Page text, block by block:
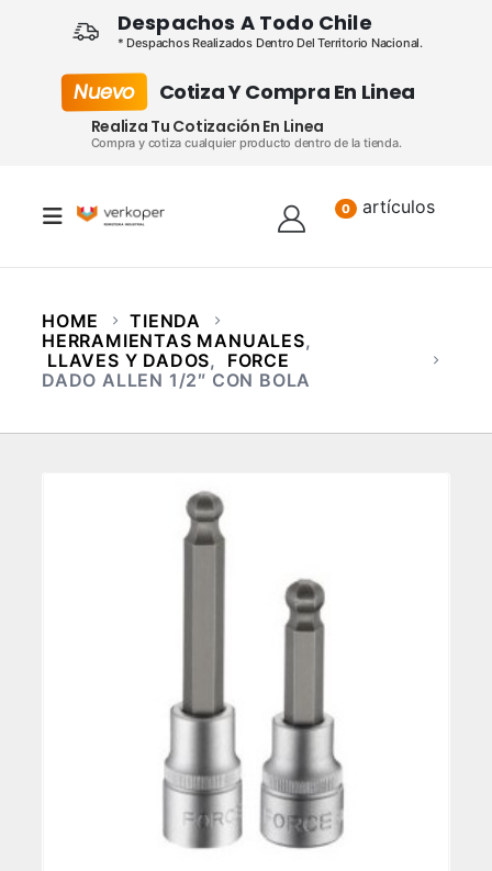
Despachos A Todo Chile
* Despachos Realizados Dentro Del Territorio Nacional.
Nuevo Cotiza Y Compra En Linea
Realiza Tu Cotización En Linea
Compra y cotiza cualquier producto dentro de la tienda.
0 artículos
HOME
TIENDA
HERRAMIENTAS MANUALES,
LLAVES Y DADOS,
FORCE
DADO ALLEN 1/2″ CON BOLA